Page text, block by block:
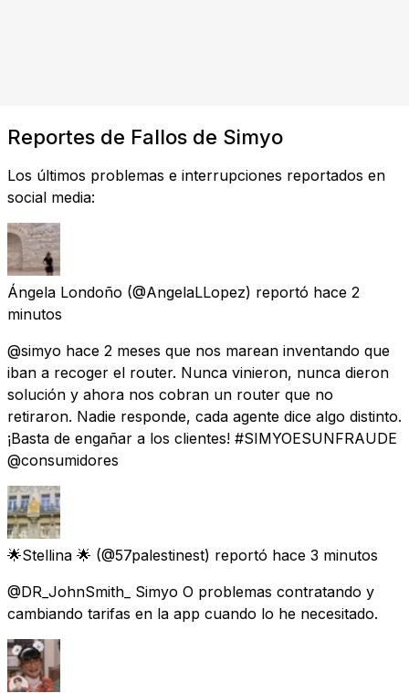
Reportes de Fallos de Simyo
Los últimos problemas e interrupciones reportados en
social media:
Ángela Londoño (@AngelaLLopez) reportó hace 2
minutos
@simyo hace 2 meses que nos marean inventando que
iban a recoger el router. Nunca vinieron, nunca dieron
solución y ahora nos cobran un router que no
retiraron. Nadie responde, cada agente dice algo distinto.
¡Basta de engañar a los clientes! #SIMYOESUNFRAUDE
@consumidores
🌟Stellina 🌟 (@57palestinest) reportó hace 3 minutos
@DR_JohnSmith_ Simyo O problemas contratando y
cambiando tarifas en la app cuando lo he necesitado.